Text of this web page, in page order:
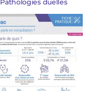
Pathologies duelles